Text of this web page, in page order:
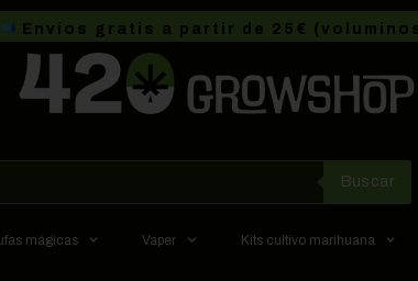
Envíos gratis a partir de 25€
Buscar
mágicas Vaper Kits cultivo marihuana